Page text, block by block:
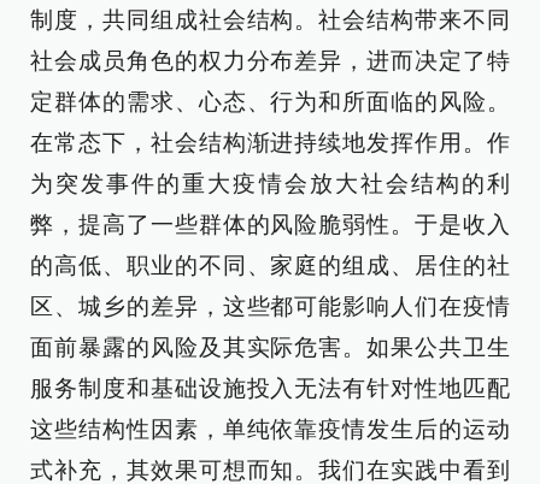
制度，共同组成社会结构。社会结构带来不同
社会成员角色的权力分布差异，进而决定了特
定群体的需求、心态、行为和所面临的风险。
在常态下，社会结构渐进持续地发挥作用。作
为突发事件的重大疫情会放大社会结构的利
弊，提高了一些群体的风险脆弱性。于是收入
的高低、职业的不同、家庭的组成、居住的社
区、城乡的差异，这些都可能影响人们在疫情
面前暴露的风险及其实际危害。如果公共卫生
服务制度和基础设施投入无法有针对性地匹配
这些结构性因素，单纯依靠疫情发生后的运动
式补充，其效果可想而知。我们在实践中看到